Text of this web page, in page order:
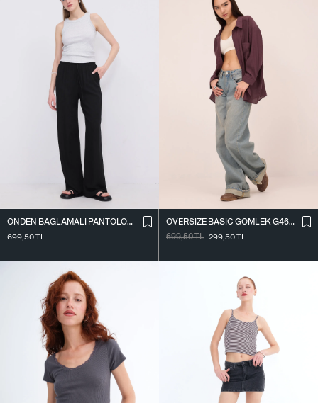
ÖNDEN BAĞLAMALI PANTOLON PN16791-W12
699,50TL
OVERSIZE BASIC GÖMLEK G4612-Z2
699,50TL 299,50TL